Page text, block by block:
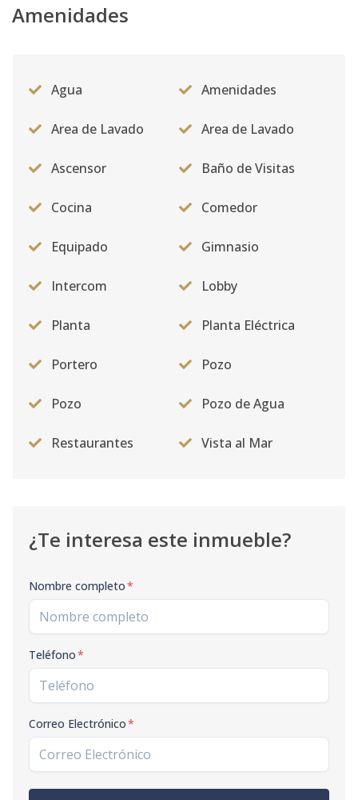
Amenidades
Agua Amenidades
Area de Lavado Area de Lavado
Ascensor Baño de Visitas
Cocina Comedor
Equipado Gimnasio
Intercom Lobby
Planta Planta Eléctrica
Portero Pozo
Pozo Pozo de Agua
Restaurantes Vista al Mar
¿Te interesa este inmueble?
Nombre completo*
Teléfono*
Correo Electrónico*